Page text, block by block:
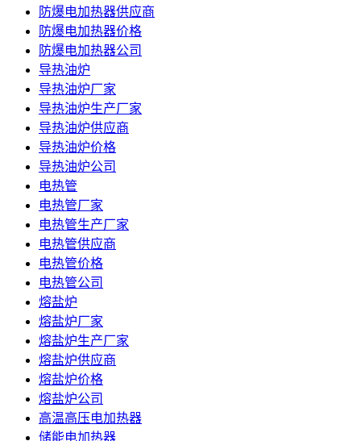
防爆电加热器供应商
防爆电加热器价格
防爆电加热器公司
导热油炉
导热油炉厂家
导热油炉生产厂家
导热油炉供应商
导热油炉价格
导热油炉公司
电热管
电热管厂家
电热管生产厂家
电热管供应商
电热管价格
电热管公司
熔盐炉
熔盐炉厂家
熔盐炉生产厂家
熔盐炉供应商
熔盐炉价格
熔盐炉公司
高温高压电加热器
储能电加热器